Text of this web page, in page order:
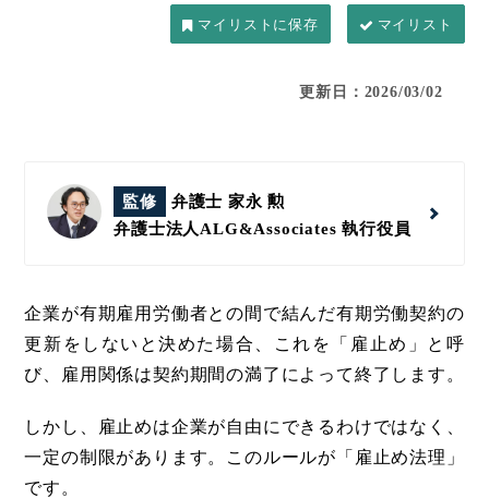
マイリスト
更新日：2026/03/02
監修
弁護士 家永 勲
弁護士法人ALG&Associates執行役員
企業が有期雇用労働者との間で結んだ有期労働契約の
更新をしないと決めた場合、これを「雇止め」と呼
び、雇用関係は契約期間の満了によって終了します。
しかし、雇止めは企業が自由にできるわけではなく、
一定の制限があります。このルールが「雇止め法理」
です。